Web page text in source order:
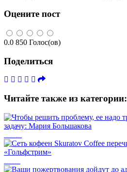
Оцените пост
0.0 850 Голос(ов)
Поделиться
Читайте также из категории: